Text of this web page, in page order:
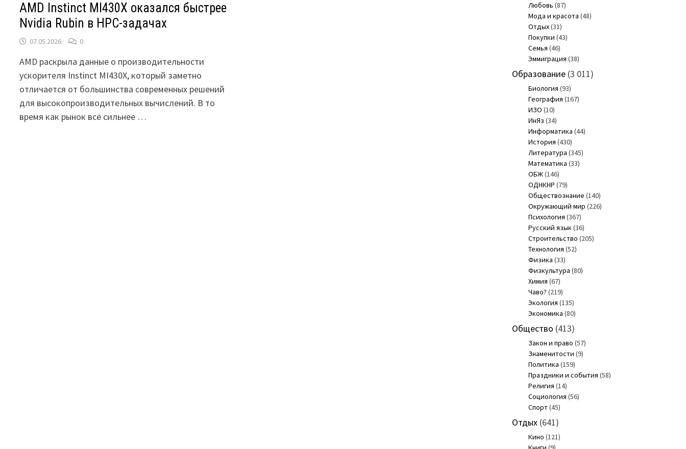
AMD Instinct MI430X оказался быстрее
Nvidia Rubin в HPC-задачах
07.05.2026 0
AMD раскрыла данные о производительности
ускорителя Instinct MI430X, который заметно
отличается от большинства современных решений
для высокопроизводительных вычислений. В то
время как рынок всё сильнее …
Любовь (87)
Мода и красота (48)
Отдых(31)
Покупки (43)
Семья (46)
Эммиграция (38)
Образование(3 011)
Биология (93)
География (167)
ИЗО (10)
ИнЯз (34)
Информатика (44)
История (430)
Литература (345)
Математика (33)
ОБЖ(146)
ОДНКНР (79)
Обществознание (140)
Окружающий мир (226)
Психология (367)
Русский язык(36)
Строительство (205)
Технология (52)
Физика (33)
Физкультура (80)
Химия (67)
Чаво? (219)
Экология (135)
Экономика (80)
Общество (413)
Закон и право (57)
Знаменитости (9)
Политика (159)
Праздники и события (58)
Религия (14)
Социология (56)
Спорт(45)
Отдых(641)
Кино (121)